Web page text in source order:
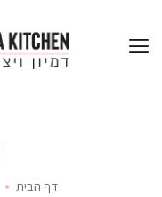
דף הבית